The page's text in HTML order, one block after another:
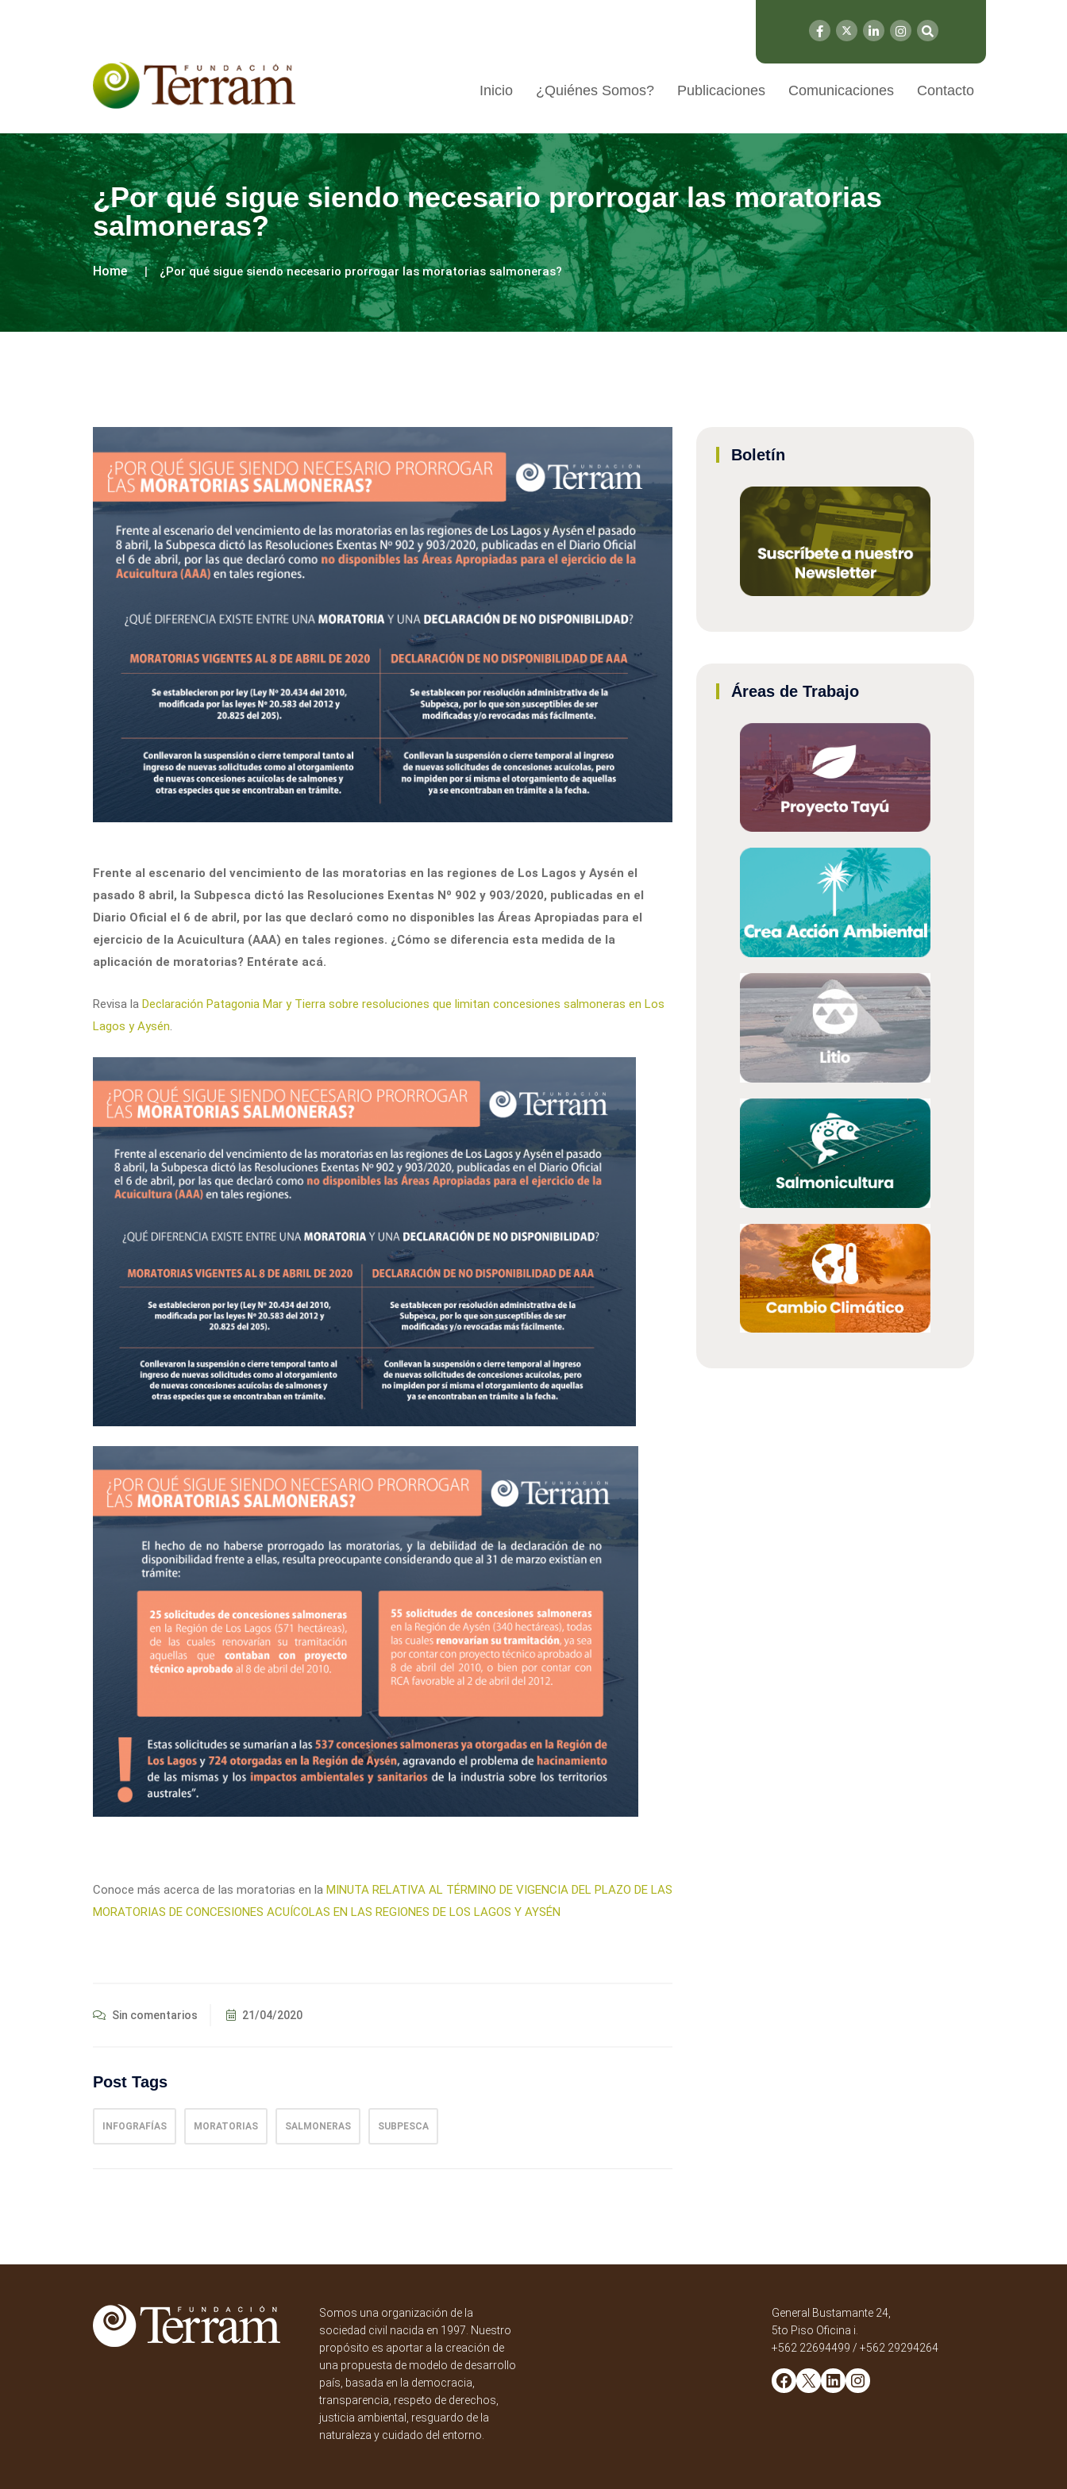
Inicio ¿Quiénes Somos? Publicaciones Comunicaciones Contacto
¿Por qué sigue siendo necesario prorrogar las moratorias
salmoneras?
Home ¿Por qué sigue siendo necesario prorrogar las moratorias salmoneras?
Frente al escenario del vencimiento de las moratorias en las regiones de Los Lagos y Aysén el
pasado 8 abril, la Subpesca dictó las Resoluciones Exentas Nº 902 y 903/2020, publicadas en el
Diario Oficial el 6 de abril, por las que declaró como no disponibles las Áreas Apropiadas para el
ejercicio de la Acuicultura (AAA) en tales regiones. ¿Cómo se diferencia esta medida de la
aplicación de moratorias? Entérate acá.
Revisa la Declaración Patagonia Mar y Tierra sobre resoluciones que limitan concesiones salmoneras en Los
Lagos y Aysén
Conoce más acerca de las moratorias en la MINUTA RELATIVA AL TÉRMINO DE VIGENCIA DEL PLAZO DE LAS
MORATORIAS DE CONCESIONES ACUÍCOLAS EN LAS REGIONES DE LOS LAGOS Y AYSÉN
Sin comentarios 21/04/2020
Post Tags
INFOGRAFÍAS MORATORIAS SALMONERAS SUBPESCA
Boletín
Áreas de Trabajo
Somos una organización de la
sociedad civil nacida en 1997. Nuestro
propósito es aportar a la creación de
una propuesta de modelo de desarrollo
país, basada en la democracia,
transparencia, respeto de derechos,
justicia ambiental, resguardo de la
naturaleza y cuidado del entorno.
General Bustamante 24,
5to Piso Oficina i.
+562 22694499 / +562 29294264